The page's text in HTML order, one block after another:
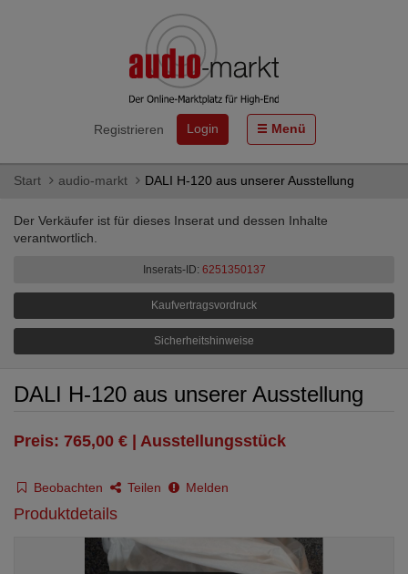
Registrieren Login Menü
Start audio-markt DALI H-120 aus unserer Ausstellung
Der Verkäufer ist für dieses Inserat und dessen Inhalte
verantwortlich.
Inserats-ID: 6251350137
Kaufvertragsvordruck
Sicherheitshinweise
DALI H-120 aus unserer Ausstellung
Preis: 765,00 € | Ausstellungsstück
Beobachten Teilen Melden
Produktdetails